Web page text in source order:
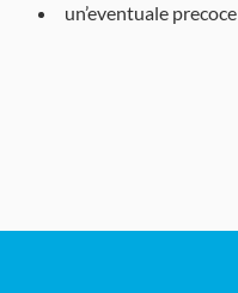
un’eventuale precoce